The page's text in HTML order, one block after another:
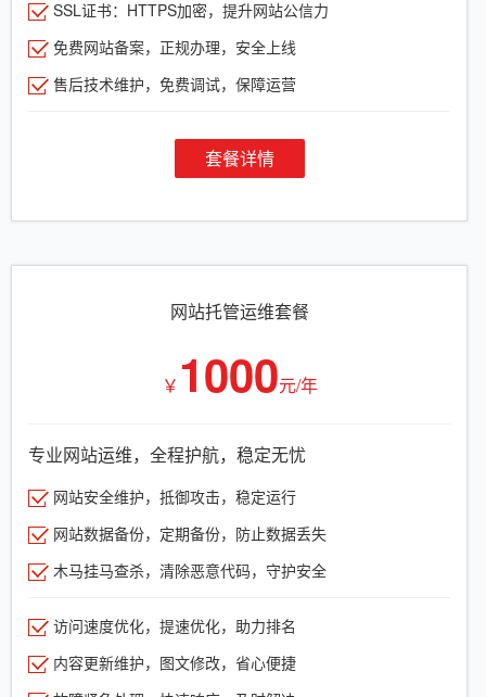
SSL证书：HTTPS加密，提升网站公信力
免费网站备案，正规办理，安全上线
售后技术维护，免费调试，保障运营
套餐详情
网站托管运维套餐
￥ 1000元/年
专业网站运维，全程护航，稳定无忧
网站安全维护，抵御攻击，稳定运行
网站数据备份，定期备份，防止数据丢失
木马挂马查杀，清除恶意代码，守护安全
访问速度优化，提速优化，助力排名
内容更新维护，图文修改，省心便捷